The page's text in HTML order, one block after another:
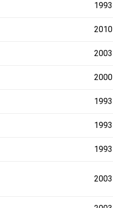
1993
2010
2003
2000
1993
1993
1993
2003